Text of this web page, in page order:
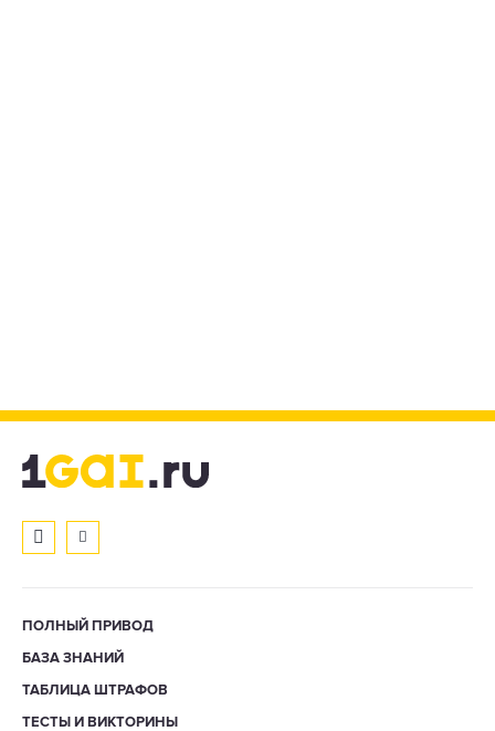
ПОЛНЫЙ ПРИВОД
БАЗА ЗНАНИЙ
ТАБЛИЦА ШТРАФОВ
ТЕСТЫ И ВИКТОРИНЫ